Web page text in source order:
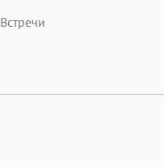
Встречи